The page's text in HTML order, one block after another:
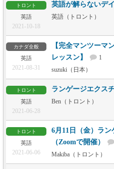
トロント
英語
2021-10-18
英語が解らないデ
英語（トロント）
カナダ全般
英語
2021-08-31
【完全マンツーマ
レッスン】
1
suzuki（日本）
トロント
英語
2021-06-28
ランゲージエクス
Ben（トロント）
トロント
英語
2021-06-06
6月11日（金）ラ
（Zoomで開催）
Makiba（トロント）